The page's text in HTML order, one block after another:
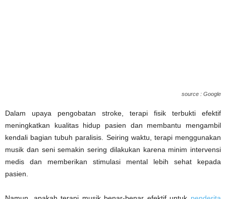
source : Google
Dalam upaya pengobatan stroke, terapi fisik terbukti efektif
meningkatkan kualitas hidup pasien dan membantu mengambil
kendali bagian tubuh paralisis. Seiring waktu, terapi menggunakan
musik dan seni semakin sering dilakukan karena minim intervensi
medis dan memberikan stimulasi mental lebih sehat kepada
pasien.